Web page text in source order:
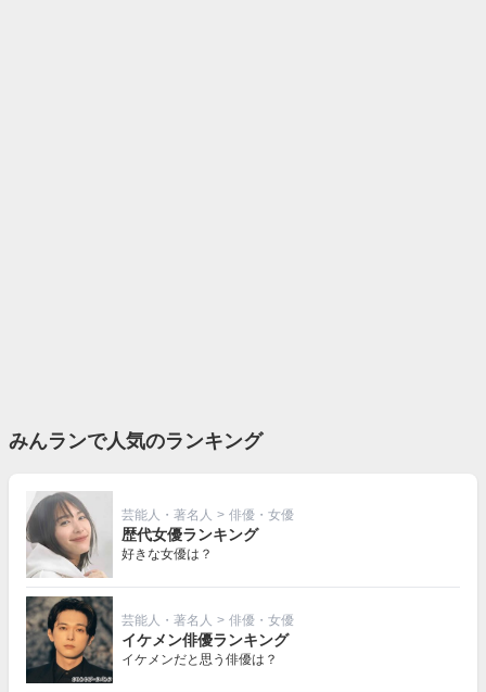
みんランで人気のランキング
芸能人・著名人 > 俳優・女優
歴代女優ランキング
好きな女優は？
芸能人・著名人 > 俳優・女優
イケメン俳優ランキング
イケメンだと思う俳優は？